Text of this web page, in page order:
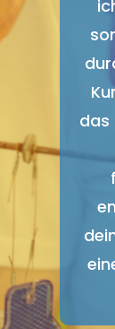
das